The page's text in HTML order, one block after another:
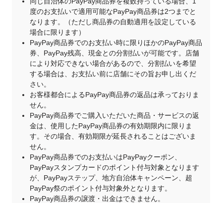
度のお支払いで適用可能なPayPay商品券は2つまでと
なります。（ただし商品券の自動適用を設定している
場合に限ります）
PayPay商品券でのお支払い時に限りほかのPayPay商品
券、PayPay残高、現金との分割払いが可能です。店舗
により対応できない場合があるので、分割払いを希望
する場合は、お支払い前に店舗にその旨お申し出くだ
さい。
お客様都合によるPayPay商品券の返品は承っておりま
せん。
PayPay商品券でご購入いただいた商品・サービスの返
金は、使用したPayPay商品券の有効期限内に限りま
す。その場合、有効期限が延長されることはございま
せん。
PayPay商品券でのお支払いはPayPayクーポン、
PayPayスタンプカードのポイント付与対象となります
が、PayPayステップ、地方自治体キャンペーン、超
PayPay祭のポイント付与対象外となります。
PayPay商品券の譲渡・出金はできません。